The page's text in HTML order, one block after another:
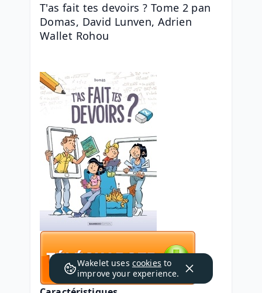
T'as fait tes devoirs ? Tome 2 pan
Domas, David Lunven, Adrien
Wallet Rohou
Wakelet uses cookies to
improve your experience.